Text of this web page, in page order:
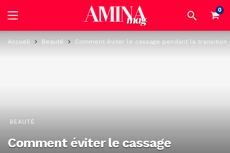
0
Accueil Beauté Comment éviter le cassage pendant la transition
BEAUTÉ
Comment éviter le cassage